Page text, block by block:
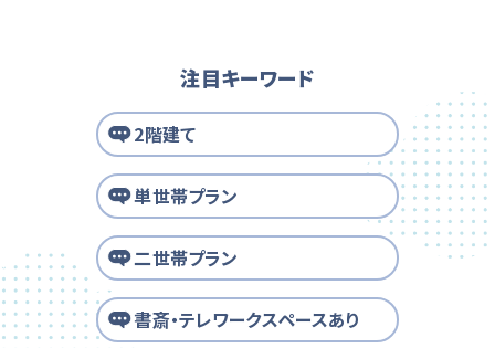
注目キーワード
2階建て
単世帯プラン
二世帯プラン
書斎・テレワークスペースあり